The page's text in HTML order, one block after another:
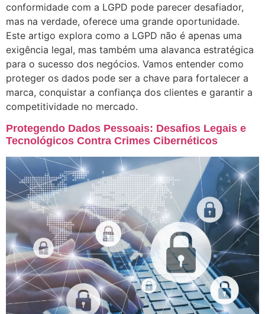
conformidade com a LGPD pode parecer desafiador,
mas na verdade, oferece uma grande oportunidade.
Este artigo explora como a LGPD não é apenas uma
exigência legal, mas também uma alavanca estratégica
para o sucesso dos negócios. Vamos entender como
proteger os dados pode ser a chave para fortalecer a
marca, conquistar a confiança dos clientes e garantir a
competitividade no mercado.
Protegendo Dados Pessoais: Desafios Legais e
Tecnológicos Contra Crimes Cibernéticos